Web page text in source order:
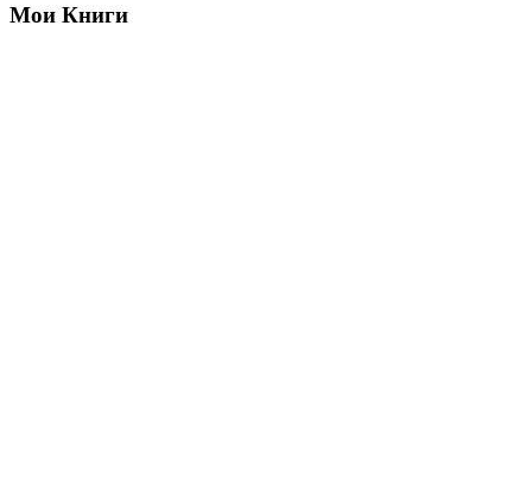
Мои Книги